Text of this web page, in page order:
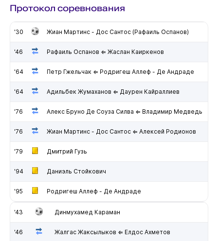
Протокол соревнования
'30 Жиан Мартинс - Дос Сантос (Рафаиль Оспанов)
'46 Рафаиль Оспанов ⇐ Жаслан Каиркенов
'64 Петр Гжельчак ⇐ Родригеш Аллеф - Де Андраде
'64 Адильбек Жумаханов ⇐ Даурен Кайраллиев
'76 Алекс Бруно Де Соуза Силва ⇐ Владимир Медведь
'76 Жиан Мартинс - Дос Сантос ⇐ Алексей Родионов
'79 Дмитрий Гузь
'94 Даниэль Стойкович
'95 Родригеш Аллеф - Де Андраде
'43 Динмухамед Караман
'46 Жалгас Жаксылыков ⇐ Елдос Ахметов